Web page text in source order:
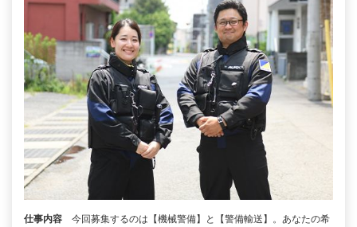
仕事内容
今回募集するのは【機械警備】と【警備輸送】。あなたの希